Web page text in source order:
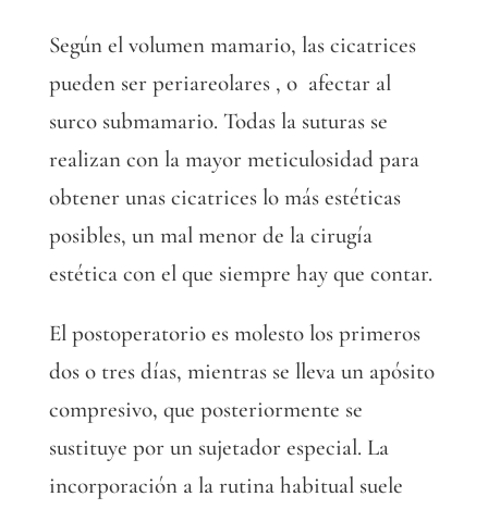
Según el volumen mamario, las cicatrices
pueden ser periareolares , o afectar al
surco submamario. Todas la suturas se
realizan con la mayor meticulosidad para
obtener unas cicatrices lo más estéticas
posibles, un mal menor de la cirugía
estética con el que siempre hay que contar.
El postoperatorio es molesto los primeros
dos o tres días, mientras se lleva un apósito
compresivo, que posteriormente se
sustituye por un sujetador especial. La
incorporación a la rutina habitual suele